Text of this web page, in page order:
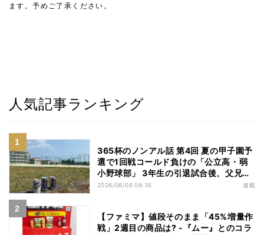
ます。予めご了承ください。
人気記事ランキング
365杯のノンアル話 第4回 夏の甲子園予
選で1回戦コールド負けの「公立高・弱
小野球部」 3年生の引退試合後、父兄
が“現場”で取り出したのは……
2026/08/08 08:35 連載
【ファミマ】値段そのまま「45%増量作
戦」2週目の商品は? -『ムー』とのコラ